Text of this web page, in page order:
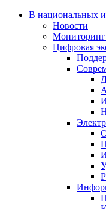
В национальных
Новости
Мониторинг
Цифровая